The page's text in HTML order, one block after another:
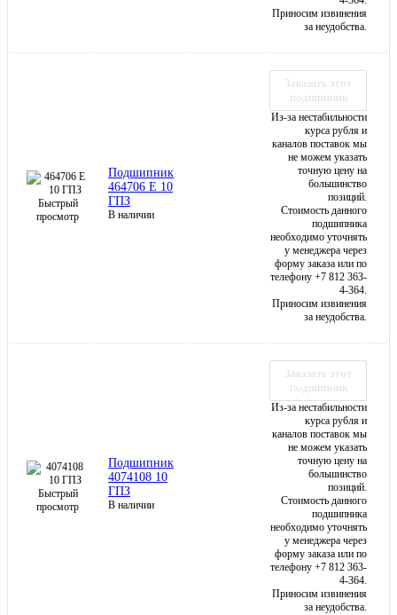
Приносим извинения
за неудобства.
Быстрый
просмотр
Подшипник
464706 Е 10
ГПЗ
В наличии
Заказать этот
подшипник
Из-за нестабильности
курса рубля и
каналов поставок мы
не можем указать
точную цену на
большинство
позиций.
Стоимость данного
подшипника
необходимо уточнять
у менеджера через
форму заказа или по
телефону +7 812 363-
4-364.
Приносим извинения
за неудобства.
Быстрый
просмотр
Подшипник
4074108 10
ГПЗ
В наличии
Заказать этот
подшипник
Из-за нестабильности
курса рубля и
каналов поставок мы
не можем указать
точную цену на
большинство
позиций.
Стоимость данного
подшипника
необходимо уточнять
у менеджера через
форму заказа или по
телефону +7 812 363-
4-364.
Приносим извинения
за неудобства.